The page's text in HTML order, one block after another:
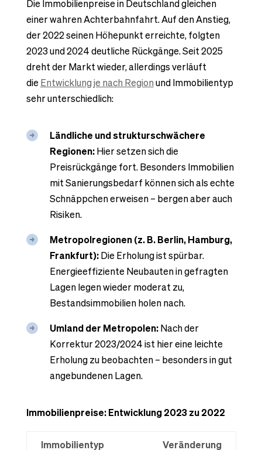
Die Immobilienpreise in Deutschland gleichen
einer wahren Achterbahnfahrt. Auf den Anstieg,
der 2022 seinen Höhepunkt erreichte, folgten
2023 und 2024 deutliche Rückgänge. Seit 2025
dreht der Markt wieder, allerdings verläuft
die Entwicklung je nach Regionund Immobilientyp
sehr unterschiedlich:
Ländliche und strukturschwächere
Regionen:Hier setzen sich die
Preisrückgänge fort. Besonders Immobilien
mit Sanierungsbedarf können sich als echte
Schnäppchen erweisen – bergen aber auch
Risiken.
Metropolregionen (z. B. Berlin, Hamburg,
Frankfurt):Die Erholung ist spürbar.
Energieeffiziente Neubauten in gefragten
Lagen legen wieder moderat zu,
Bestandsimmobilien holen nach.
Umland der Metropolen:Nach der
Korrektur 2023/2024 ist hier eine leichte
Erholung zu beobachten – besonders in gut
angebundenen Lagen.
Immobilienpreise: Entwicklung 2023 zu 2022
Immobilientyp Veränderung